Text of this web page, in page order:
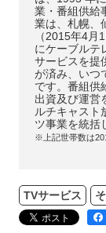
業・番組供給
業は、札幌、
（2015年4月
にケーブルテ
サービスを提
が済み、いつ
です。番組供
出資及び運営
ルチキャスト
ツ事業を統括
※上記世帯数は
TVサービス